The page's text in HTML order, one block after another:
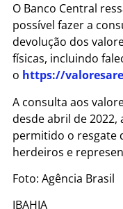
O Banco Central
possível fazer a
devolução dos
físicas, incluindo
o https://
A consulta aos
desde abril de 2022,
permitido o resgate
herdeiros e
Foto: Agência Brasil
IBAHIA